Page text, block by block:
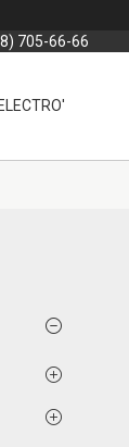
705-66-66